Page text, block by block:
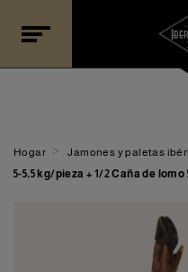
Hogar > Jamones y paletas
5-5,5 kg/pieza + 1/2 Caña de lomo